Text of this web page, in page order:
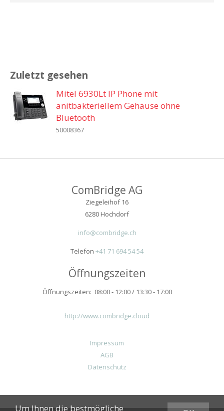
Zuletzt gesehen
Mitel 6930Lt IP Phone mit
anitbakteriellem Gehäuse ohne
Bluetooth
50008367
ComBridge AG
Ziegeleihof 16
6280 Hochdorf
info@combridge.ch
Telefon +41 71 694 54 54
Öffnungszeiten
Öffnungszeiten: 08:00 - 12:00 / 13:30 - 17:00
http://www.combridge.cloud
Impressum
AGB
Datenschutz
Um Ihnen die bestmögliche